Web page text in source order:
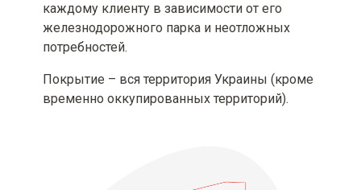
Минимальный и максимальный
размер страховой премии и/или
страхового тарифа
Вид, минимальный и
максимальный размеры
франшизы (при наличии)
вступления его в действие и
каждому клиенту в зависимости от его
железнодорожного парка и неотложных
потребностей.
Покрытие – вся территория Украины (кроме
временно оккупированных территорий).